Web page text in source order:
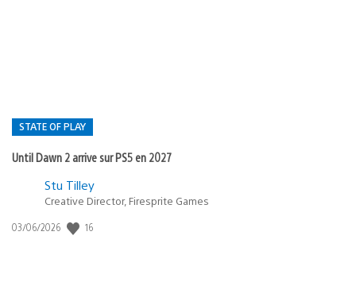
STATE OF PLAY
Until Dawn 2 arrive sur PS5 en 2027
Postée
:
Stu Tilley
Creative Director, Firesprite Games
Date
03/06/2026 16